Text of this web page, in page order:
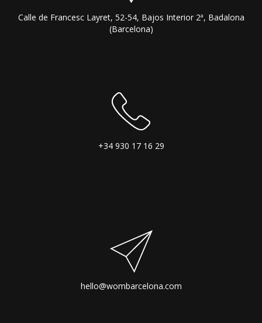
Calle de Francesc Layret, 52-54, Bajos Interior 2ª, Badalona
(Barcelona)
+34 930 17 16 29
hello@wombarcelona.com